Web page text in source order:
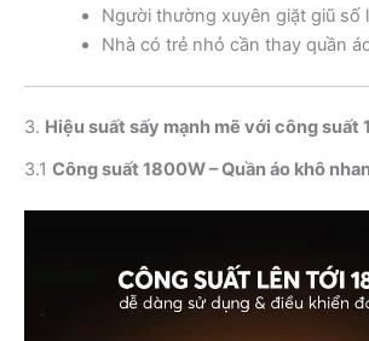
Người thường xuyên giặt giũ số
Nhà có trẻ nhỏ cần thay quần
3. Hiệu suất sấy mạnh mẽ với công suất
3.1 Công suất 1800W – Quần áo khô